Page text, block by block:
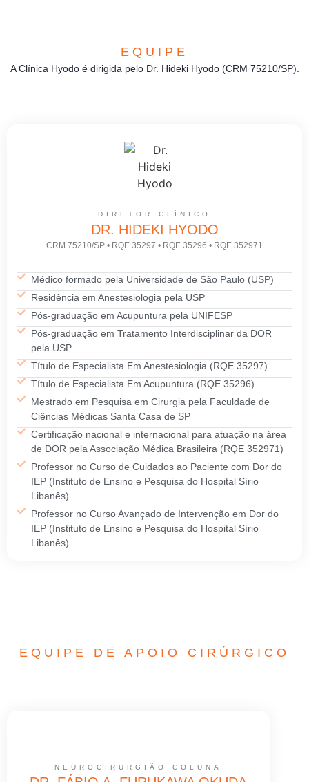
EQUIPE
A Clínica Hyodo é dirigida pelo Dr. Hideki Hyodo (CRM 75210/SP).
DIRETOR CLÍNICO
DR. HIDEKI HYODO
CRM 75210/SP • RQE 35297 • RQE 35296 • RQE 352971
Médico formado pela Universidade de São Paulo (USP)
Residência em Anestesiologia pela USP
Pós-graduação em Acupuntura pela UNIFESP
Pós-graduação em Tratamento Interdisciplinar da DOR
pela USP
Título de Especialista Em Anestesiologia (RQE 35297)
Título de Especialista Em Acupuntura (RQE 35296)
Mestrado em Pesquisa em Cirurgia pela Faculdade de
Ciências Médicas Santa Casa de SP
Certificação nacional e internacional para atuação na área
de DOR pela Associação Médica Brasileira (RQE 352971)
Professor no Curso de Cuidados ao Paciente com Dor do
IEP (Instituto de Ensino e Pesquisa do Hospital Sírio
Libanês)
Professor no Curso Avançado de Intervenção em Dor do
IEP (Instituto de Ensino e Pesquisa do Hospital Sírio
Libanês)
EQUIPE DE APOIO CIRÚRGICO
NEUROCIRURGIÃO COLUNA